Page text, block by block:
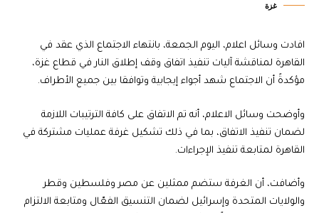
غزة
افادت وسائل اعلام، اليوم الجمعة، بانتهاء الاجتماع الذي عقد في
القاهرة لمناقشة آليات تنفيذ اتفاق وقف إطلاق النار في قطاع غزة،
مؤكدةً أن الاجتماع شهد أجواء إيجابية وتوافقا بين جميع الأطراف.
وأوضحت وسائل الاعلام، أنه تم الاتفاق على كافة الترتيبات اللازمة
لضمان تنفيذ الاتفاق، بما في ذلك تشكيل غرفة عمليات مشتركة في
القاهرة لمتابعة تنفيذ الإجراءات.
وأضافت، أن الغرفة ستضم ممثلين عن مصر وفلسطين وقطر
والولايات المتحدة وإسرائيل لضمان التنسيق الفعّال ومتابعة الالتزام